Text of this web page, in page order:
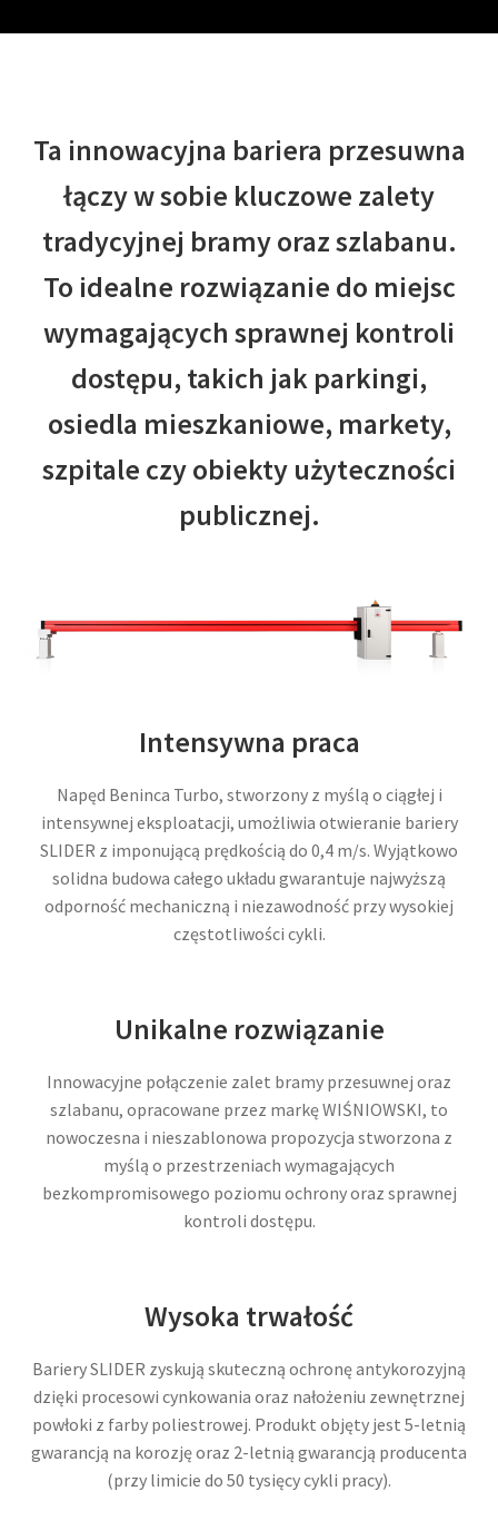
Ta innowacyjna bariera przesuwna
łączy w sobie kluczowe zalety
tradycyjnej bramy oraz szlabanu.
To idealne rozwiązanie do miejsc
wymagających sprawnej kontroli
dostępu, takich jak parkingi,
osiedla mieszkaniowe, markety,
szpitale czy obiekty użyteczności
publicznej.
Intensywna praca
Napęd Beninca Turbo, stworzony z myślą o ciągłej i
intensywnej eksploatacji, umożliwia otwieranie bariery
SLIDER z imponującą prędkością do 0,4 m/s. Wyjątkowo
solidna budowa całego układu gwarantuje najwyższą
odporność mechaniczną i niezawodność przy wysokiej
częstotliwości cykli.
Unikalne rozwiązanie
Innowacyjne połączenie zalet bramy przesuwnej oraz
szlabanu, opracowane przez markę WIŚNIOWSKI, to
nowoczesna i nieszablonowa propozycja stworzona z
myślą o przestrzeniach wymagających
bezkompromisowego poziomu ochrony oraz sprawnej
kontroli dostępu.
Wysoka trwałość
Bariery SLIDER zyskują skuteczną ochronę antykorozyjną
dzięki procesowi cynkowania oraz nałożeniu zewnętrznej
powłoki z farby poliestrowej. Produkt objęty jest 5-letnią
gwarancją na korozję oraz 2-letnią gwarancją producenta
(przy limicie do 50 tysięcy cykli pracy).